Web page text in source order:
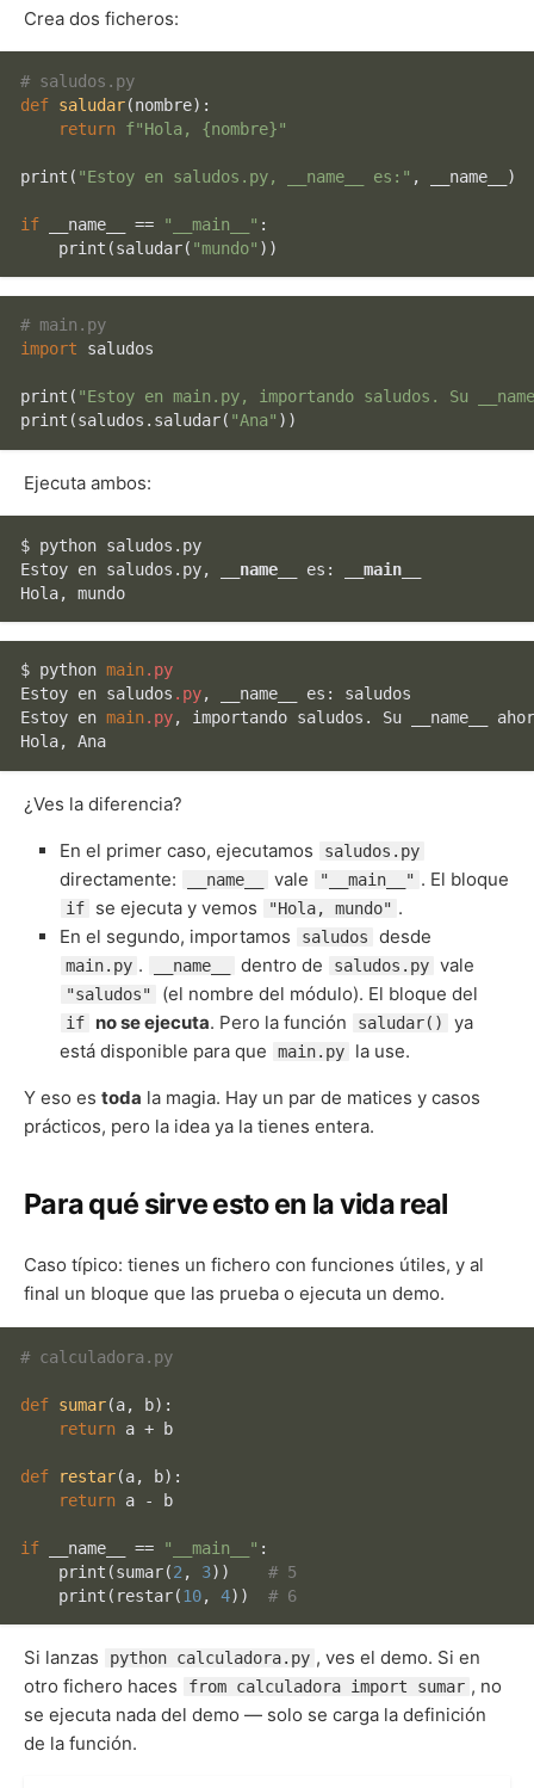
Crea dos ficheros:
# saludos.py
def saludar(nombre):
return f"Hola, {nombre}"
print ( "Estoy en saludos.py, __name__ es:" , __name__)
if __name__ == "__main__" :
print (saludar( "mundo"
# main.py
import saludos
print ( "Estoy en main.py, importando saludos. Su
print (saludos.saludar( "Ana"
Ejecuta ambos:
$ python saludos.py
Estoy en saludos.py,
__name__ es:
__main__
$ python main.py
Estoy en saludos .py, __name__ es: saludos
Estoy en main.py, importando saludos. Su __name__
¿Ves la diferencia?
En el primer caso, ejecutamos saludos.py
directamente: __name__ vale "__main__" . El bloque
if se ejecuta y vemos "Hola, mundo" .
En el segundo, importamos
saludos desde
main.py . __name__ dentro de saludos.py vale
"saludos" (el nombre del módulo). El bloque del
if no se ejecuta. Pero la función saludar()
ya
está disponible para que
main.py la use.
Y eso es toda la magia. Hay un par de matices y casos
prácticos, pero la idea ya la tienes entera.
Para qué sirve esto en la vida real
Caso típico: tienes un fichero con funciones útiles, y al
final un bloque que las prueba o ejecuta un demo.
# calculadora.py
def sumar(a, b):
return a + b
def restar(a, b):
return a - b
if __name__ == "__main__" :
print (sumar(2 , 3)) # 5
print (restar(10, 4)) # 6
Si lanzas python calculadora.py , ves el demo. Si en
otro fichero haces
from calculadora import sumar , no
se ejecuta nada del demo — solo se carga la definición
de la función.